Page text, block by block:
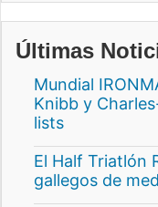
Últimas
Mundial
Knibb y
lists
El Half Triatlón
gallegos de